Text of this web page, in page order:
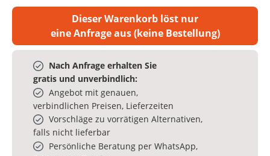
Dieser Warenkorb löst nur
eine Anfrage aus (keine Bestellung)
Nach Anfrage erhalten Sie
gratis und unverbindlich:
Angebot mit genauen,
verbindlichen Preisen, Lieferzeiten
Vorschläge zu vorrätigen Alternativen,
falls nicht lieferbar
Persönliche Beratung per WhatsApp,